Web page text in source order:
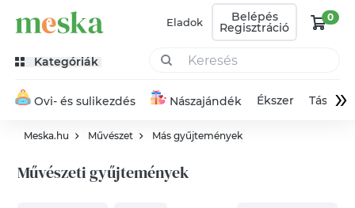
Eladok Belépés
Regisztráció
0
Kategóriák
Ovi- és sulikezdés Nászajándék Ékszer Táska»
Meska.hu Művészet Más gyűjtemények
Művészeti gyűjtemények